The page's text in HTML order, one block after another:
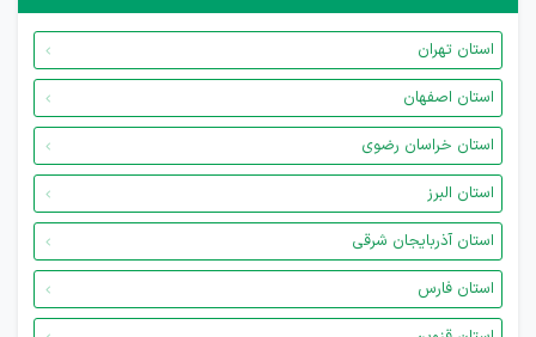
استان تهران
استان اصفهان
استان خراسان رضوی
استان البرز
استان آذربایجان شرقی
استان فارس